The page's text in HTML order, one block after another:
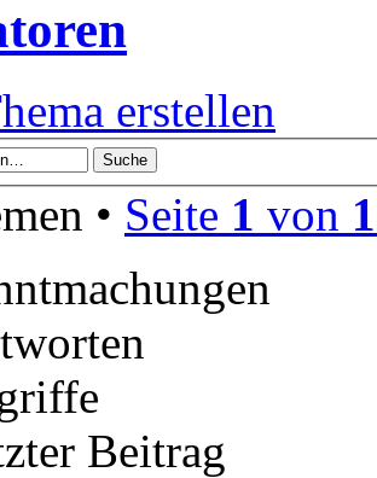
erstellen
• Seite 1 von
Beitrag